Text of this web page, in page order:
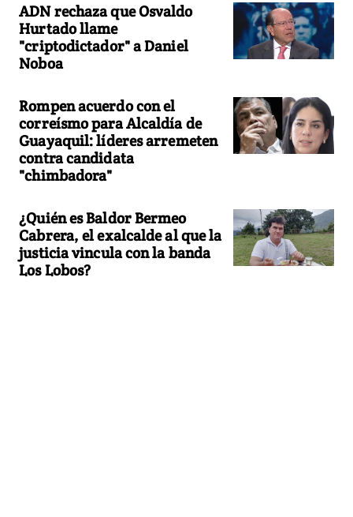
ADN rechaza que Osvaldo
Hurtado llame
"criptodictador" a Daniel
Noboa
Rompen acuerdo con el
correísmo para Alcaldía de
Guayaquil: líderes arremeten
contra candidata
"chimbadora"
¿Quién es Baldor Bermeo
Cabrera, el exalcalde al que la
justicia vincula con la banda
Los Lobos?